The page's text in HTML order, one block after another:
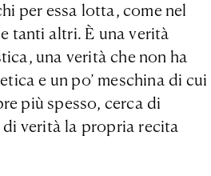
per essa lotta, come nel
tanti altri. È una verità
una verità che non ha
e un po’ meschina di cui
più spesso, cerca di
verità la propria recita